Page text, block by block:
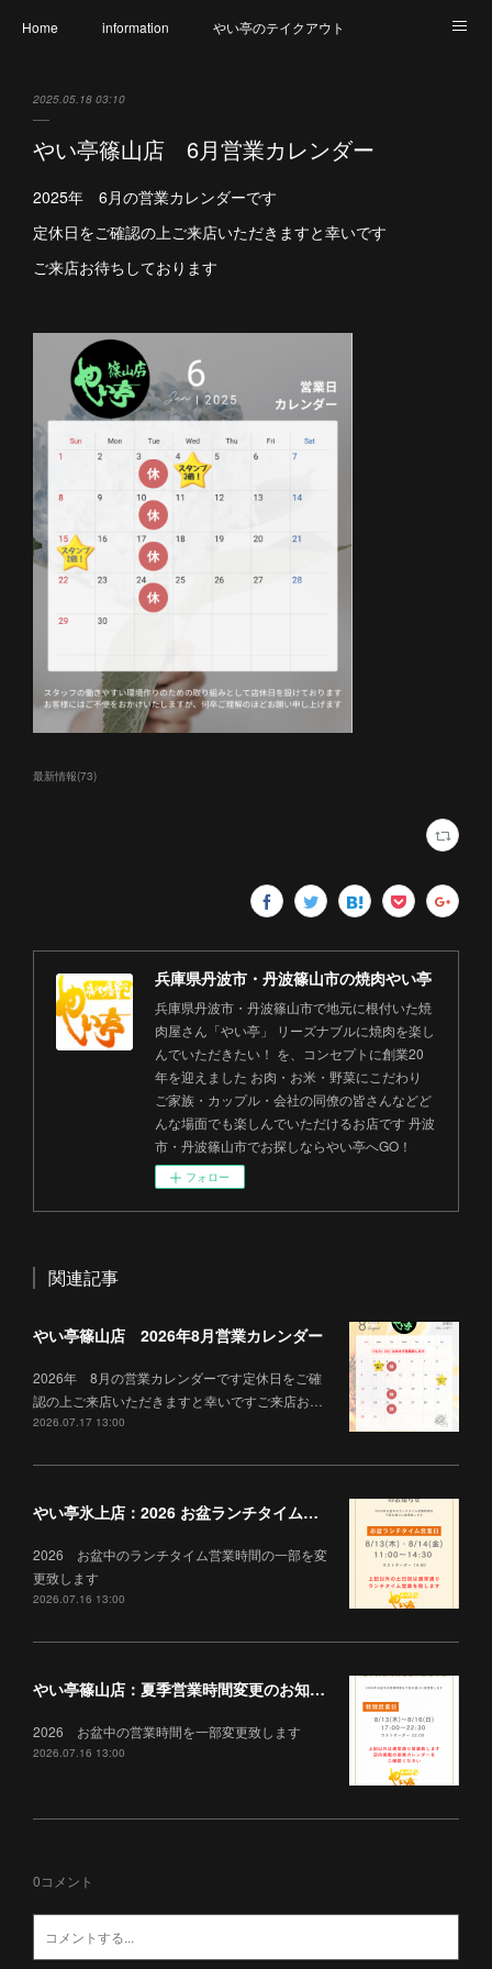
Home information やい亭のテイクアウト
やい亭と繋がろう アレルギー表示一覧
2025.05.18 03:10
やい亭篠山店 6月営業カレンダー
2025年 6月の営業カレンダーです
定休日をご確認の上ご来店いただきますと幸いです
ご来店お待ちしております
最新情報(73)
兵庫県丹波市・丹波篠山市の焼肉やい亭
兵庫県丹波市・丹波篠山市で地元に根付いた焼
肉屋さん「やい亭」 リーズナブルに焼肉を楽し
んでいただきたい！ を、コンセプトに創業20
年を迎えました お肉・お米・野菜にこだわり
ご家族・カップル・会社の同僚の皆さんなどど
んな場面でも楽しんでいただけるお店です 丹波
市・丹波篠山市でお探しならやい亭へGO！
フォロー
関連記事
やい亭篠山店 2026年8月営業カレンダー
2026年 8月の営業カレンダーです定休日をご確
認の上ご来店いただきますと幸いですご来店お…
2026.07.17 13:00
やい亭氷上店：2026 お盆ランチタイム営業について
2026 お盆中のランチタイム営業時間の一部を変
更致します
2026.07.16 13:00
やい亭篠山店：夏季営業時間変更のお知らせ
2026 お盆中の営業時間を一部変更致します
2026.07.16 13:00
0コメント